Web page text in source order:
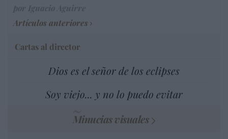
Artículos anteriores
Cartas al director
Dios es el señor de los eclipses
Soy viejo... y no lo puedo evitar
Minucias visuales